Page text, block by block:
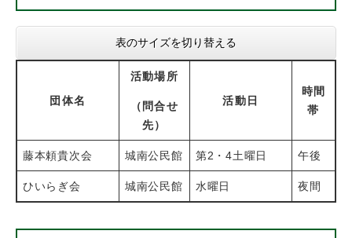
表のサイズを切り替える
団体名
活動場所
（問合せ
先）
活動日
時間
帯
藤本頼貴次会 城南公民館 第2・4土曜日 午後
ひいらぎ会 城南公民館 水曜日 夜間